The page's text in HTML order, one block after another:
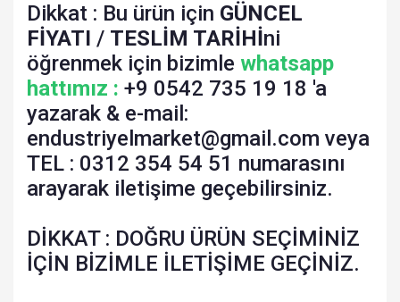
Dikkat : Bu ürün için GÜNCEL
FİYATI / TESLİM TARİHİni
öğrenmek için bizimle whatsapp
hattımız : +9 0542 735 19 18 'a
yazarak & e-mail:
endustriyelmarket@gmail.com veya
TEL : 0312 354 54 51 numarasını
arayarak iletişime geçebilirsiniz.
DİKKAT : DOĞRU ÜRÜN SEÇİMİNİZ
İÇİN BİZİMLE İLETİŞİME GEÇİNİZ.